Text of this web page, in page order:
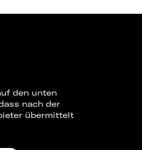
den unten
nach der
übermittelt